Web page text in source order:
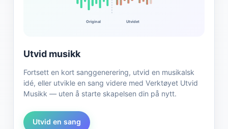
Original Utvidet
Utvid musikk
Fortsett en kort sanggenerering, utvid en musikalsk
idé, eller utvikle en sang videre med Verktøyet Utvid
Musikk — uten å starte skapelsen din på nytt.
Utvid en sang